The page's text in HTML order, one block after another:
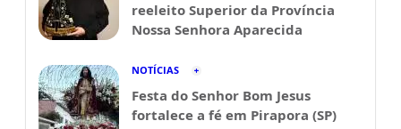
reeleito Superior da Província
Nossa Senhora Aparecida
NOTÍCIAS
Festa do Senhor Bom Jesus
fortalece a fé em Pirapora (SP)